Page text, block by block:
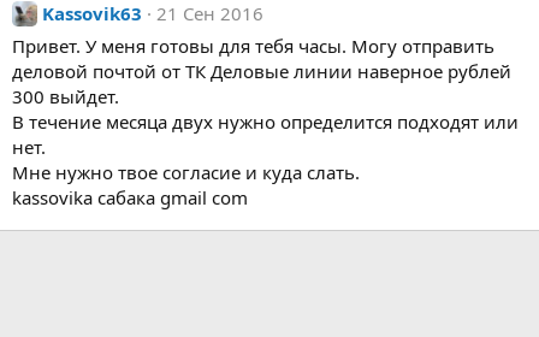
Kassovik63
21 Сен 2016
Привет. У меня готовы для тебя часы. Могу отправить
деловой почтой от ТК Деловые линии наверное рублей
300 выйдет.
В течение месяца двух нужно определится подходят или
нет.
Мне нужно твое согласие и куда слать.
kassovika сабака gmail com